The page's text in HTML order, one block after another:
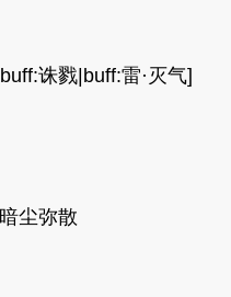
诛戮|buff:雷·灭气]
尘弥散